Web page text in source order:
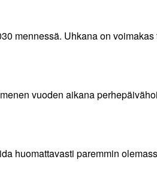
mennessä. Uhkana on
vuoden aikana
huomattavasti paremmin